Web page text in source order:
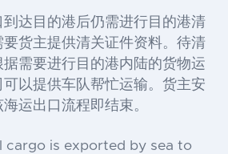
达目的港后仍需进行目的港清
货主提供清关证件资料。待清
需要进行目的港内陆的货物运
以提供车队帮忙运输。货主安
运出口流程即结束。
cargo is exported by sea to